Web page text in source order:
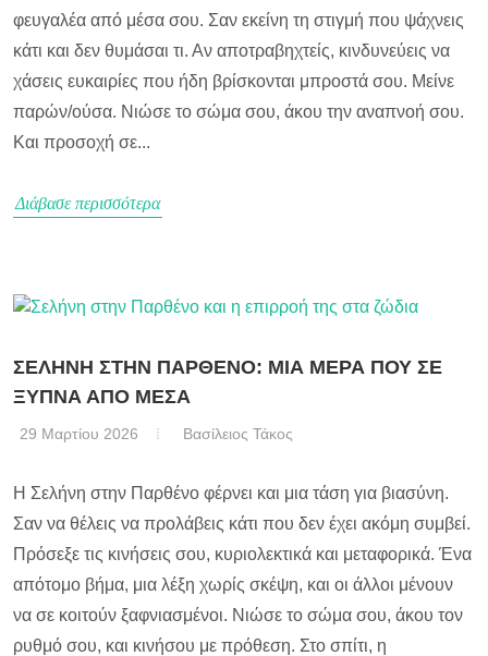
φευγαλέα από μέσα σου. Σαν εκείνη τη στιγμή που ψάχνεις
κάτι και δεν θυμάσαι τι. Αν αποτραβηχτείς, κινδυνεύεις να
χάσεις ευκαιρίες που ήδη βρίσκονται μπροστά σου. Μείνε
παρών/ούσα. Νιώσε το σώμα σου, άκου την αναπνοή σου.
Και προσοχή σε...
Διάβασε περισσότερα
ΣΕΛΗΝΗ ΣΤΗΝ ΠΑΡΘΕΝΟ: ΜΙΑ ΜΕΡΑ ΠΟΥ ΣΕ
ΞΥΠΝΑ ΑΠΟ ΜΕΣΑ
29 Μαρτίου 2026 Βασίλειος Τάκος
Η Σελήνη στην Παρθένο φέρνει και μια τάση για βιασύνη.
Σαν να θέλεις να προλάβεις κάτι που δεν έχει ακόμη συμβεί.
Πρόσεξε τις κινήσεις σου, κυριολεκτικά και μεταφορικά. Ένα
απότομο βήμα, μια λέξη χωρίς σκέψη, και οι άλλοι μένουν
να σε κοιτούν ξαφνιασμένοι. Νιώσε το σώμα σου, άκου τον
ρυθμό σου, και κινήσου με πρόθεση. Στο σπίτι, η